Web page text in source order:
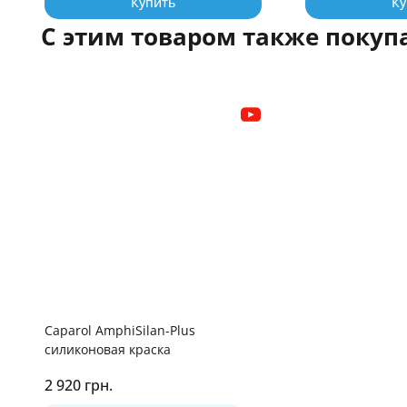
С этим товаром также
Caparol AmphiSilan-Plus
силиконовая краска
2 920 грн.